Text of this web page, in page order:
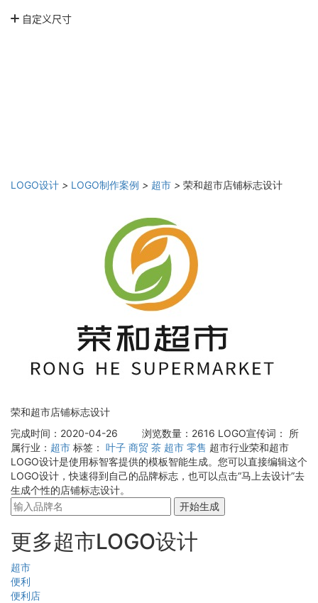
LOGO设计 > LOGO制作案例 > 超市 > 荣和超市店铺标志设计
荣和超市店铺标志设计
完成时间：2020-04-26
浏览数量：2616 LOGO宣传词：
所
属行业： 超市 标签： 叶子 商贸 茶 超市 零售 超市行业荣和超市
LOGO设计是使用标智客提供的模板智能生成。您可以直接编辑这个
LOGO设计，快速得到自己的品牌标志，也可以点击“马上去设计”去
生成个性的店铺标志设计。
开始生成
更多超市LOGO设计
超市
便利
便利店